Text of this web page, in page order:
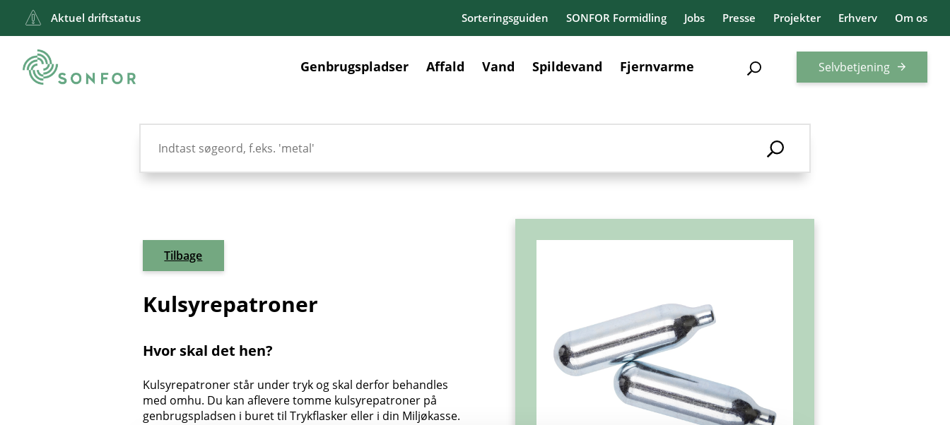
Aktuel driftstatus Sorteringsguiden SONFOR Formidling Jobs Presse Projekter Erhverv Om os
Genbrugspladser Affald Vand Spildevand Fjernvarme Selvbetjening
Tilbage
Kulsyrepatroner
Hvor skal det hen?
Kulsyrepatroner står under tryk og skal derfor behandles
med omhu. Du kan aflevere tomme kulsyrepatroner på
genbrugspladsen i buret til Trykflasker eller i din Miljøkasse.